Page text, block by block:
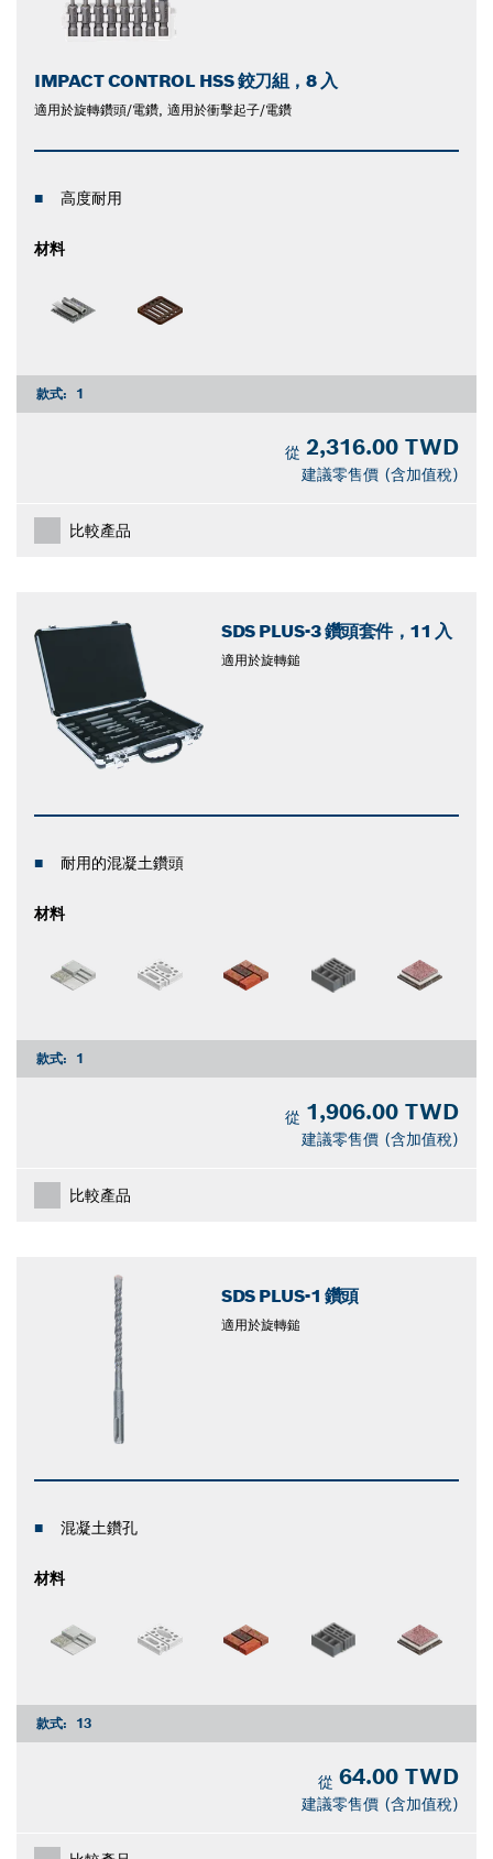
IMPACT CONTROL HSS 鉸刀組，8 入
適用於旋轉鑽頭/電鑽, 適用於衝擊起子/電鑽
高度耐用
材料
款式: 1
從 2,316.00 TWD
建議零售價 (含加值稅)
比較產品
SDS PLUS-3 鑽頭套件，11 入
適用於旋轉鎚
耐用的混凝土鑽頭
材料
款式: 1
從 1,906.00 TWD
建議零售價 (含加值稅)
比較產品
SDS PLUS-1 鑽頭
適用於旋轉鎚
混凝土鑽孔
材料
款式: 13
從 64.00 TWD
建議零售價 (含加值稅)